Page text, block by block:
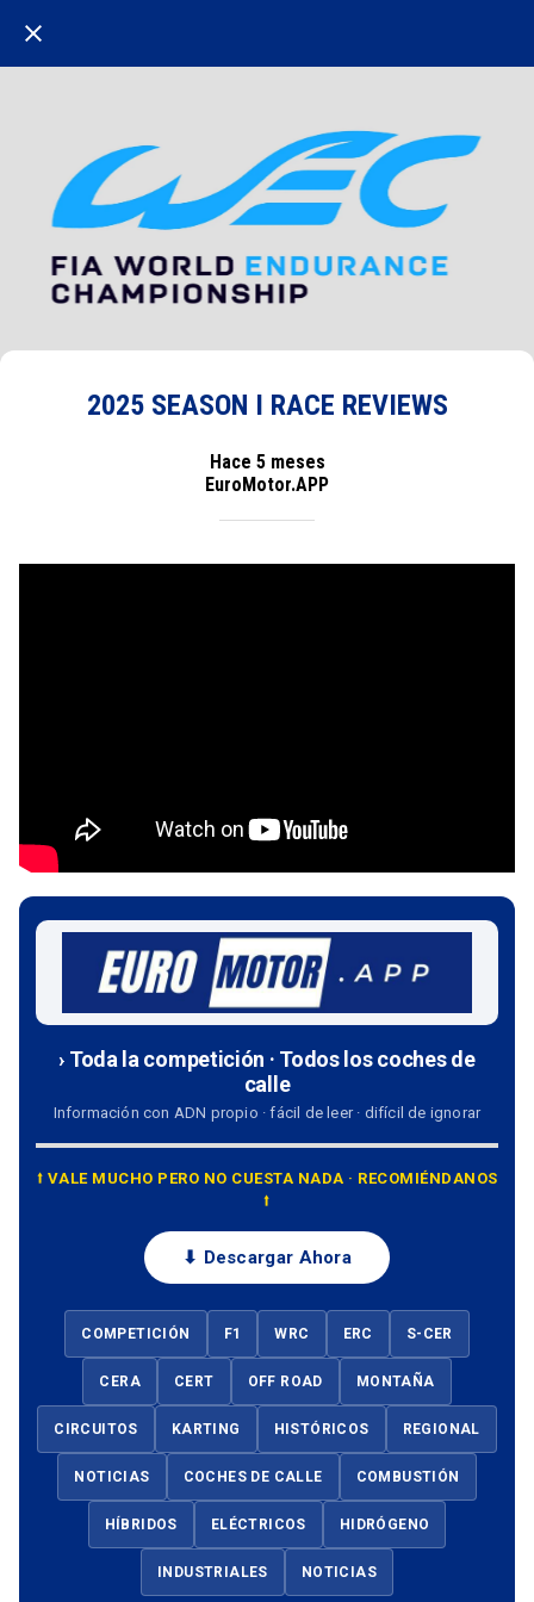
2025 SEASON I RACE REVIEWS
Hace 5 meses
EuroMotor.APP
› Toda la competición · Todos los coches de
calle
Información con ADN propio · fácil de leer · difícil de ignorar
⭡ VALE MUCHO PERO NO CUESTA NADA · RECOMIÉNDANOS
⭡
⬇ Descargar Ahora
COMPETICIÓN F1 WRC ERC S-CER
CERA CERT OFF ROAD MONTAÑA
CIRCUITOS KARTING HISTÓRICOS REGIONAL
NOTICIAS COCHES DE CALLE COMBUSTIÓN
HÍBRIDOS ELÉCTRICOS HIDRÓGENO
INDUSTRIALES NOTICIAS